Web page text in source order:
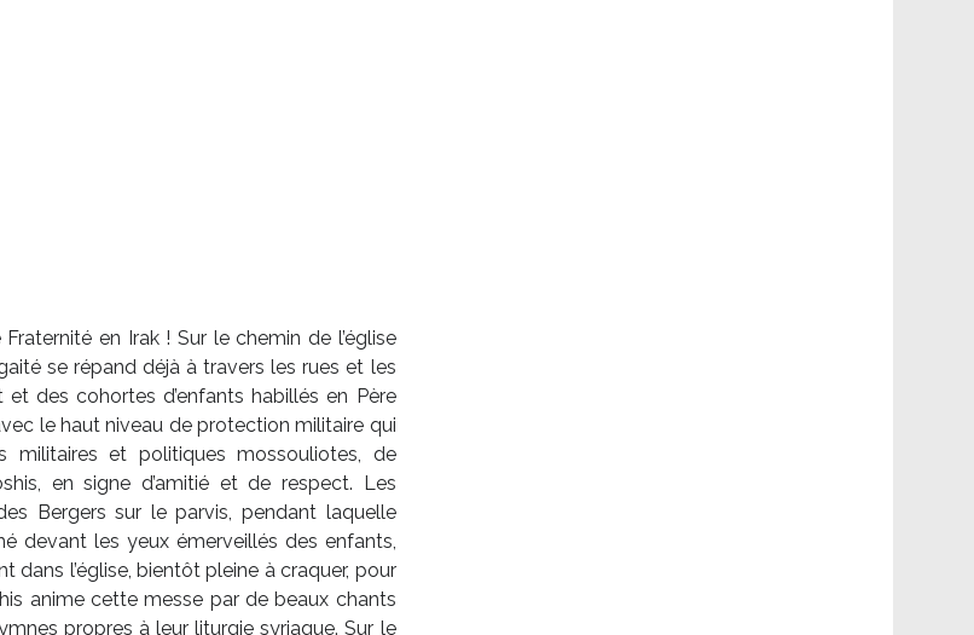
en Irak ! Sur le chemin de l’église
se répand déjà à travers les rues et les
des cohortes d’enfants habillés en Père
le haut niveau de protection militaire qui
militaires et politiques mossouliotes, de
en signe d’amitié et de respect. Les
Bergers sur le parvis, pendant laquelle
devant les yeux émerveillés des enfants,
dans l’église, bientôt pleine à craquer, pour
anime cette messe par de beaux chants
propres à leur liturgie syriaque. Sur le